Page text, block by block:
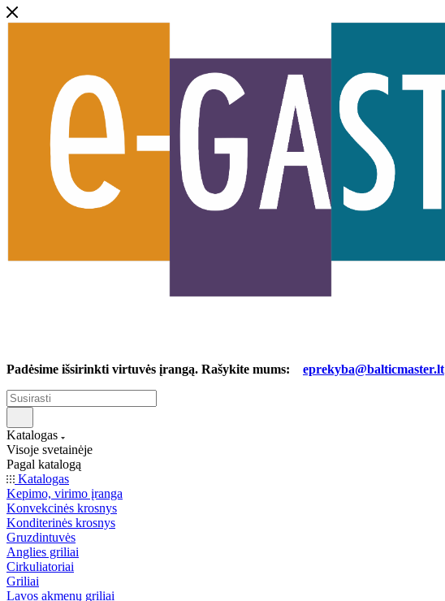
Padėsime išsirinkti virtuvės įrangą. Rašykite mums: eprekyba@balticmaster.lt
Katalogas
Visoje svetainėje
Pagal katalogą
Katalogas
Kepimo, virimo įranga
Konvekcinės krosnys
Konditerinės krosnys
Gruzdintuvės
Anglies griliai
Cirkuliatoriai
Griliai
Lavos akmenų griliai